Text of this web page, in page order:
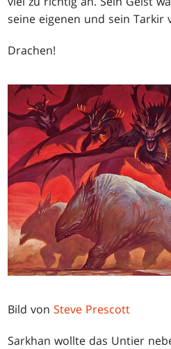
seine eigenen und sein Tarkir
Drachen!
Bild vonSteve Prescott
Sarkhan wollte das Untier